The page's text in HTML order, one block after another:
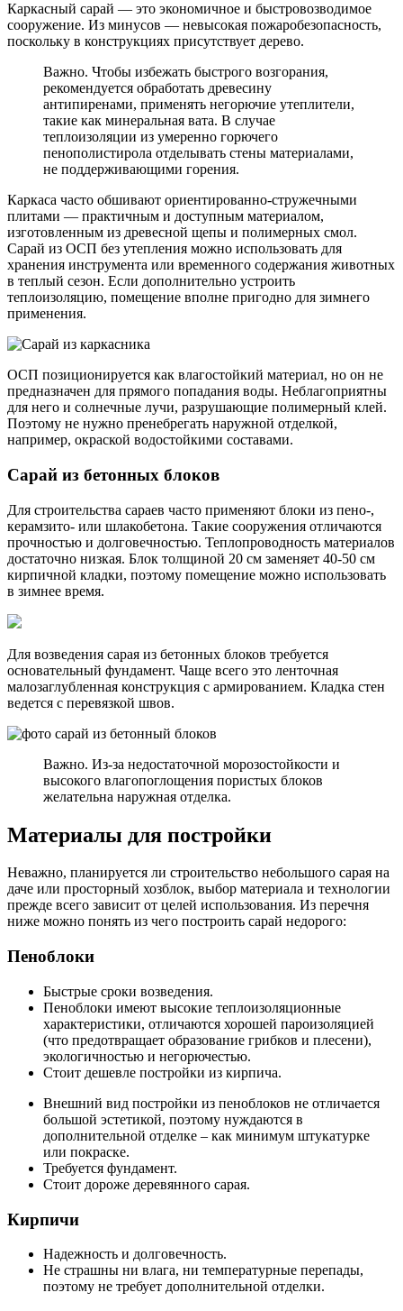
Каркасный сарай — это экономичное и быстровозводимое
сооружение. Из минусов — невысокая пожаробезопасность,
поскольку в конструкциях присутствует дерево.
Важно. Чтобы избежать быстрого возгорания,
рекомендуется обработать древесину
антипиренами, применять негорючие утеплители,
такие как минеральная вата. В случае
теплоизоляции из умеренно горючего
пенополистирола отделывать стены материалами,
не поддерживающими горения.
Каркаса часто обшивают ориентированно-стружечными
плитами — практичным и доступным материалом,
изготовленным из древесной щепы и полимерных смол.
Сарай из ОСП без утепления можно использовать для
хранения инструмента или временного содержания животных
в теплый сезон. Если дополнительно устроить
теплоизоляцию, помещение вполне пригодно для зимнего
применения.
ОСП позиционируется как влагостойкий материал, но он не
предназначен для прямого попадания воды. Неблагоприятны
для него и солнечные лучи, разрушающие полимерный клей.
Поэтому не нужно пренебрегать наружной отделкой,
например, окраской водостойкими составами.
Сарай из бетонных блоков
Для строительства сараев часто применяют блоки из пено-,
керамзито- или шлакобетона. Такие сооружения отличаются
прочностью и долговечностью. Теплопроводность материалов
достаточно низкая. Блок толщиной 20 см заменяет 40-50 см
кирпичной кладки, поэтому помещение можно использовать
в зимнее время.
Для возведения сарая из бетонных блоков требуется
основательный фундамент. Чаще всего это ленточная
малозаглубленная конструкция с армированием. Кладка стен
ведется с перевязкой швов.
Важно. Из-за недостаточной морозостойкости и
высокого влагопоглощения пористых блоков
желательна наружная отделка.
Материалы для постройки
Неважно, планируется ли строительство небольшого сарая на
даче или просторный хозблок, выбор материала и технологии
прежде всего зависит от целей использования. Из перечня
ниже можно понять из чего построить сарай недорого:
Пеноблоки
Быстрые сроки возведения.
Пеноблоки имеют высокие теплоизоляционные
характеристики, отличаются хорошей пароизоляцией
(что предотвращает образование грибков и плесени),
экологичностью и негорючестью.
Стоит дешевле постройки из кирпича.
Внешний вид постройки из пеноблоков не отличается
большой эстетикой, поэтому нуждаются в
дополнительной отделке – как минимум штукатурке
или покраске.
Требуется фундамент.
Стоит дороже деревянного сарая.
Кирпичи
Надежность и долговечность.
Не страшны ни влага, ни температурные перепады,
поэтому не требует дополнительной отделки.